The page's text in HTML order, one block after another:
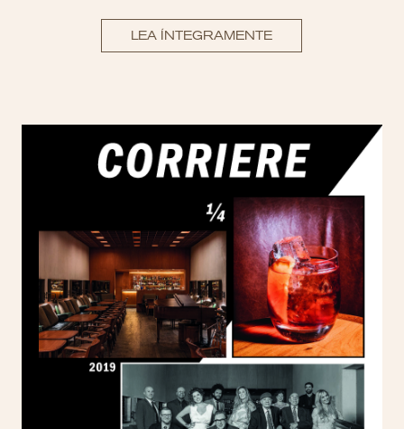
LEA ÍNTEGRAMENTE